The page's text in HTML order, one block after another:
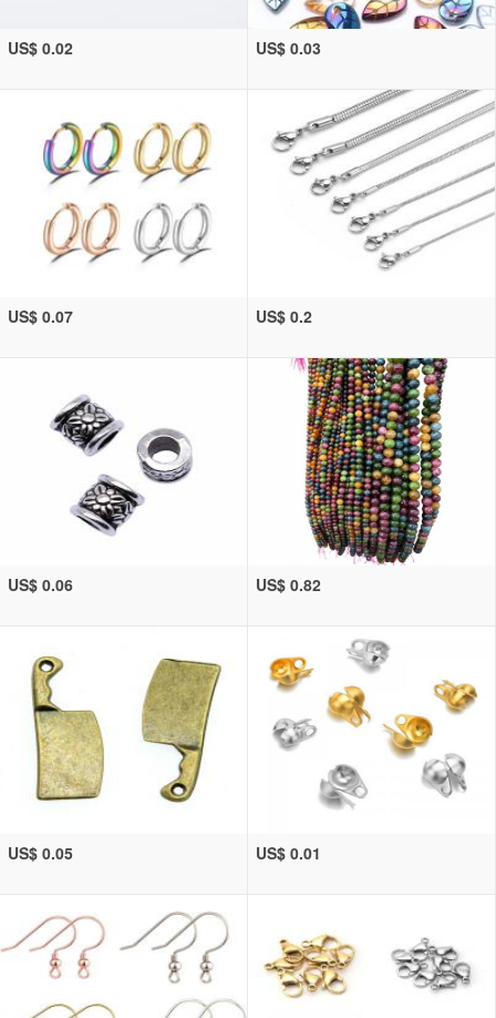
US$ 0.02 US$ 0.03
US$ 0.07 US$ 0.2
US$ 0.06 US$ 0.82
US$ 0.05 US$ 0.01